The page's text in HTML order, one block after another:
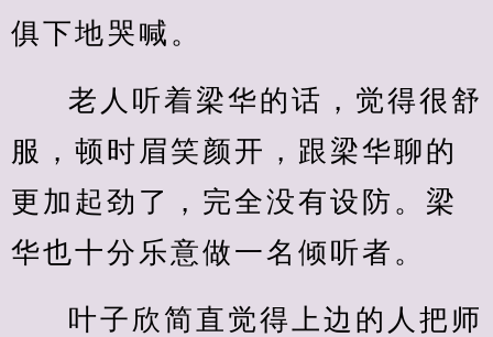
俱下地哭喊。
老人听着梁华的话，觉得很舒
服，顿时眉笑颜开，跟梁华聊的
更加起劲了，完全没有设防。梁
华也十分乐意做一名倾听者。
叶子欣简直觉得上边的人把师